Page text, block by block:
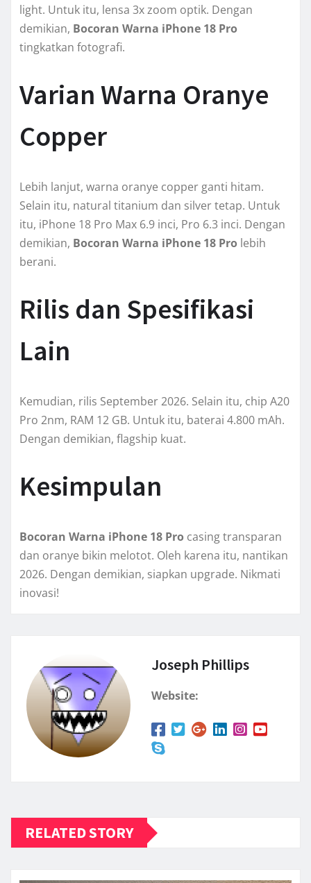
light. Untuk itu, lensa 3x zoom optik. Dengan
demikian, Bocoran Warna iPhone 18 Pro
tingkatkan fotografi.
Varian Warna Oranye
Copper
Lebih lanjut, warna oranye copper ganti hitam.
Selain itu, natural titanium dan silver tetap. Untuk
itu, iPhone 18 Pro Max 6.9 inci, Pro 6.3 inci. Dengan
demikian, Bocoran Warna iPhone 18 Pro lebih
berani.
Rilis dan Spesifikasi
Lain
Kemudian, rilis September 2026. Selain itu, chip A20
Pro 2nm, RAM 12 GB. Untuk itu, baterai 4.800 mAh.
Dengan demikian, flagship kuat.
Kesimpulan
Bocoran Warna iPhone 18 Pro casing transparan
dan oranye bikin melotot. Oleh karena itu, nantikan
2026. Dengan demikian, siapkan upgrade. Nikmati
inovasi!
Joseph Phillips
Website:
RELATED STORY